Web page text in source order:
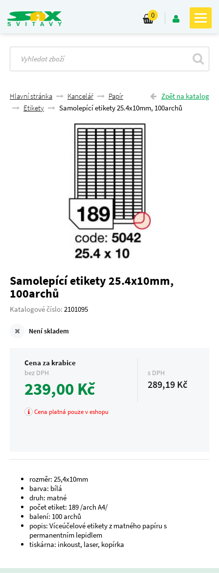
0
Zpět na katalog
Hlavní stránka Kancelář
Papír
Etikety
Samolepící etikety 25.4x10mm, 100archů
Samolepící etikety 25.4x10mm,
100archů
Katalogové číslo: 2101095
Není skladem
Cena za krabice
bez DPH
239,00 Kč
s DPH
289,19 Kč
Cena platná pouze v eshopu
rozměr: 25,4x10mm
barva: bílá
druh: matné
počet etiket: 189 /arch A4/
balení: 100 archů
popis: Víceúčelové etikety z matného papíru s
permanentním lepidlem
tiskárna: inkoust, laser, kopírka